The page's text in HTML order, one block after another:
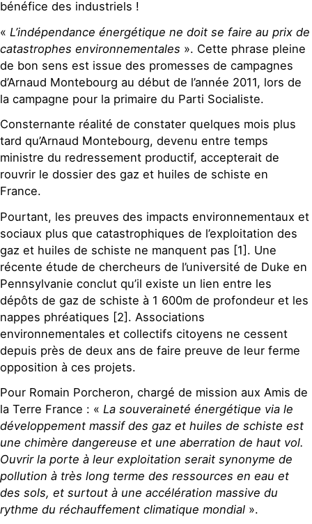
bénéfice des industriels !
« L’indépendance énergétique ne doit se faire au prix de
catastrophes environnementales ». Cette phrase pleine
de bon sens est issue des promesses de campagnes
d’Arnaud Montebourg au début de l’année 2011, lors de
la campagne pour la primaire du Parti Socialiste.
Consternante réalité de constater quelques mois plus
tard qu’Arnaud Montebourg, devenu entre temps
ministre du redressement productif, accepterait de
rouvrir le dossier des gaz et huiles de schiste en
France.
Pourtant, les preuves des impacts environnementaux et
sociaux plus que catastrophiques de l’exploitation des
gaz et huiles de schiste ne manquent pas [1]. Une
récente étude de chercheurs de l’université de Duke en
Pennsylvanie conclut qu’il existe un lien entre les
dépôts de gaz de schiste à 1 600m de profondeur et les
nappes phréatiques [2]. Associations
environnementales et collectifs citoyens ne cessent
depuis près de deux ans de faire preuve de leur ferme
opposition à ces projets.
Pour Romain Porcheron, chargé de mission aux Amis de
la Terre France : « La souveraineté énergétique via le
développement massif des gaz et huiles de schiste est
une chimère dangereuse et une aberration de haut vol.
Ouvrir la porte à leur exploitation serait synonyme de
pollution à très long terme des ressources en eau et
des sols, et surtout à une accélération massive du
rythme du réchauffement climatique mondial ».